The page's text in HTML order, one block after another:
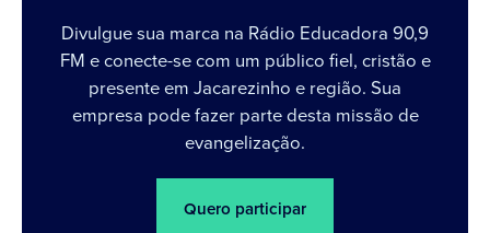
Divulgue sua marca na Rádio Educadora 90,9
FM e conecte-se com um público fiel, cristão e
presente em Jacarezinho e região. Sua
empresa pode fazer parte desta missão de
evangelização.
Quero participar